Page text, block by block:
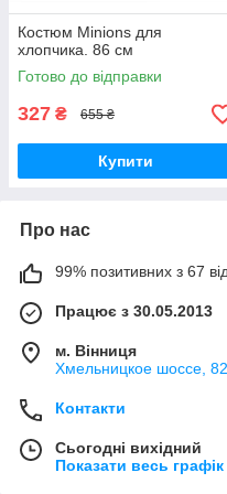
Костюм Minions для
хлопчика. 86 см
Готово до відправки
327 ₴ 655 ₴
Купити
Про нас
99% позитивних з 67
Працює з 30.05.2013
м. Вінниця
Хмельницкое шоссе,
Контакти
Сьогодні вихідний
Показати весь